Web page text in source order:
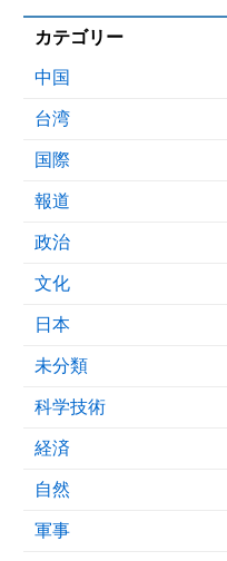
カテゴリー
中国
台湾
国際
報道
政治
文化
日本
未分類
科学技術
経済
自然
軍事